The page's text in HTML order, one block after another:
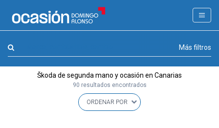
FILTROS
APPROVED
Más filtros
Škoda de segunda mano y ocasión en Canarias
90 resultados encontrados